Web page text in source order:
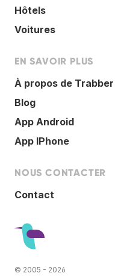
Hôtels
Voitures
EN SAVOIR PLUS
À propos de Trabber
Blog
App Android
App IPhone
NOUS CONTACTER
Contact
© 2005 - 2026